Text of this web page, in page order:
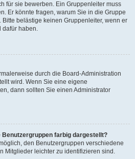
für sie bewerben. Ein Gruppenleiter muss
Er könnte fragen, warum Sie in die Gruppe
belästige keinen Gruppenleiter, wenn er
dafür haben.
durch die Board-Administration
wird. Wenn Sie eine eigene
dann sollten Sie einen Administrator
farbig dargestellt?
den Benutzergruppen verschiedene
Mitglieder leichter zu identifizieren sind.